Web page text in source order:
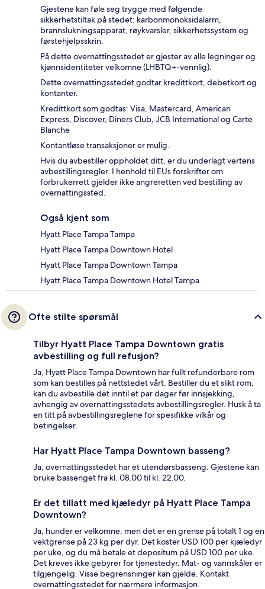
Gjestene kan føle seg trygge med følgende
sikkerhetstiltak på stedet: karbonmonoksidalarm,
brannslukningsapparat, røykvarsler, sikkerhetssystem og
førstehjelpsskrin.
På dette overnattingsstedet er gjester av alle legninger og
kjønnsidentiteter velkomne (LHBTQ+-vennlig).
Dette overnattingsstedet godtar kredittkort, debetkort og
kontanter.
Kredittkort som godtas: Visa, Mastercard, American
Express, Discover, Diners Club, JCB International og Carte
Blanche
Kontantløse transaksjoner er mulig.
Hvis du avbestiller oppholdet ditt, er du underlagt vertens
avbestillingsregler. I henhold til EUs forskrifter om
forbrukerrett gjelder ikke angreretten ved bestilling av
overnattingssted.
Også kjent som
Hyatt Place Tampa Tampa
Hyatt Place Tampa Downtown Hotel
Hyatt Place Tampa Downtown Tampa
Hyatt Place Tampa Downtown Hotel Tampa
Ofte stilte spørsmål
Tilbyr Hyatt Place Tampa Downtown gratis
avbestilling og full refusjon?
Ja, Hyatt Place Tampa Downtown har fullt refunderbare rom
som kan bestilles på nettstedet vårt. Bestiller du et slikt rom,
kan du avbestille det inntil et par dager før innsjekking,
avhengig av overnattingsstedets avbestillingsregler. Husk å ta
en titt på avbestillingsreglene for spesifikke vilkår og
betingelser.
Har Hyatt Place Tampa Downtown basseng?
Ja, overnattingsstedet har et utendørsbasseng. Gjestene kan
bruke bassenget fra kl. 08.00 til kl. 22.00.
Er det tillatt med kjæledyr på Hyatt Place Tampa
Downtown?
Ja, hunder er velkomne, men det er en grense på totalt 1 og en
vektgrense på 23 kg per dyr. Det koster USD 100 per kjæledyr
per uke, og du må betale et depositum på USD 100 per uke.
Det kreves ikke gebyrer for tjenestedyr. Mat- og vannskåler er
tilgjengelig. Visse begrensninger kan gjelde. Kontakt
overnattingsstedet for nærmere informasjon.